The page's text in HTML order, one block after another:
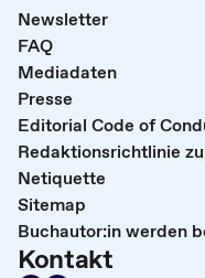
Newsletter
FAQ
Mediadaten
Presse
Editorial Code of
Redaktionsrichtlinie
Netiquette
Sitemap
Buchautor:in werden
Kontakt